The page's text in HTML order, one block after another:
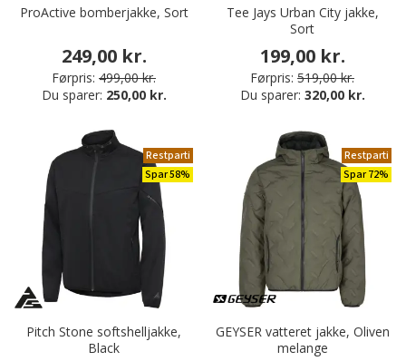
ProActive bomberjakke, Sort
249,00 kr.
Førpris: 499,00 kr.
Du sparer: 250,00 kr.
Tee Jays Urban City jakke,
Sort
199,00 kr.
Førpris: 519,00 kr.
Du sparer: 320,00 kr.
Restparti
Spar 58%
Pitch Stone softshelljakke,
Black
Restparti
Spar 72%
GEYSER vatteret jakke, Oliven
melange